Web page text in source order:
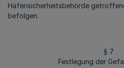
Hafensicherheitsbehörde
befolgen.
§ 7
Festlegung der